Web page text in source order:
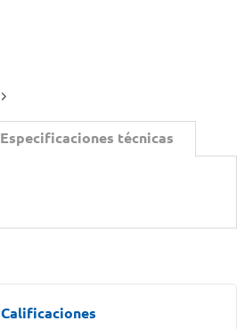
Especificaciones técnicas